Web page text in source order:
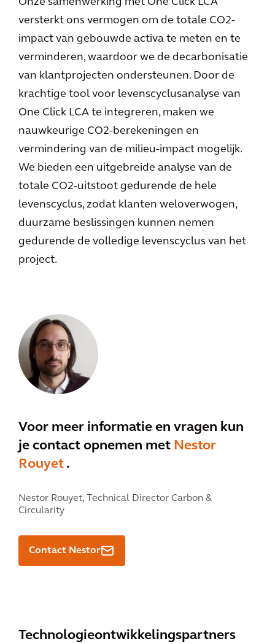
versterkt ons vermogen om de totale CO2-
impact van gebouwde activa te meten en te
verminderen, waardoor we de decarbonisatie
van klantprojecten ondersteunen. Door de
krachtige tool voor levenscyclusanalyse van
One Click LCA te integreren, maken we
nauwkeurige CO2-berekeningen en
vermindering van de milieu-impact mogelijk.
We bieden een uitgebreide analyse van de
totale CO2-uitstoot gedurende de hele
levenscyclus, zodat klanten weloverwogen,
duurzame beslissingen kunnen nemen
gedurende de volledige levenscyclus van het
project.
Voor meer informatie en vragen kun
je contact opnemen met Nestor
Rouyet .
Nestor Rouyet, Technical Director Carbon &
Circularity
Contact Nestor
Technologieontwikkelingspartners